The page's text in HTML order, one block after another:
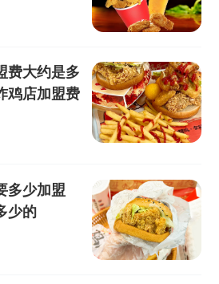
费大约是多
鸡店加盟费
多少加盟
少的